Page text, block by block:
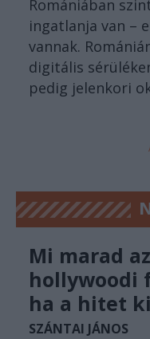
Romániában
ingatlanja van –
vannak.
digitális
pedig jelenkori
Mi marad
hollywoodi
ha a hitet
SZÁNTAI JÁNOS